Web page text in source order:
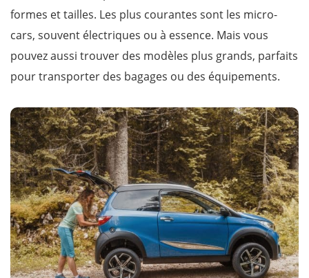
formes et tailles. Les plus courantes sont les micro-
cars, souvent électriques ou à essence. Mais vous
pouvez aussi trouver des modèles plus grands, parfaits
pour transporter des bagages ou des équipements.